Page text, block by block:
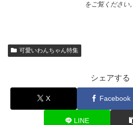
をご覧ください。
可愛いわんちゃん特集
シェアする
X Facebook
LINE